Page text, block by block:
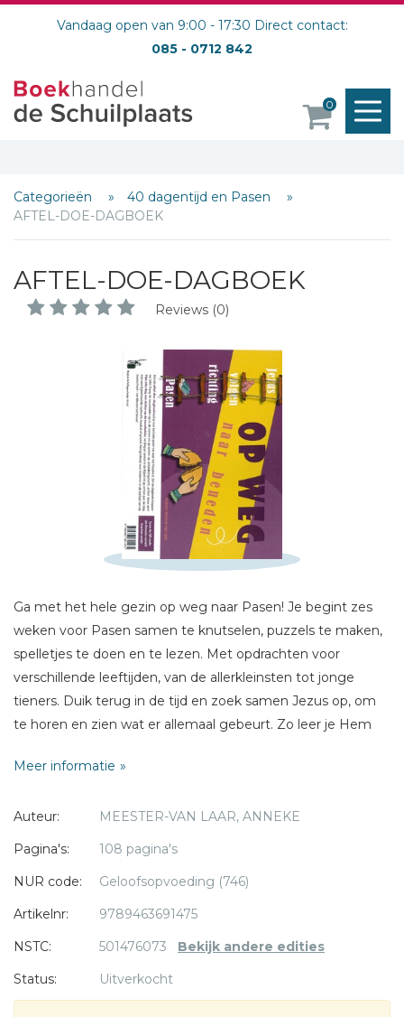
Vandaag open van 9:00 - 17:30 Direct contact:
085 - 0712 842
0
Categorieën
40 dagentijd en Pasen
AFTEL-DOE-DAGBOEK
AFTEL-DOE-DAGBOEK
Reviews (0)
Ga met het hele gezin op weg naar Pasen! Je begint zes
weken voor Pasen samen te knutselen, puzzels te maken,
spelletjes te doen en te lezen. Met opdrachten voor
verschillende leeftijden, van de allerkleinsten tot jonge
tieners. Duik terug in de tijd en zoek samen Jezus op, om
te horen en zien wat er allemaal gebeurt. Zo leer je Hem
langs de touwladder. En waar je dan uitkomt? Dat ontdek
Hoe het werkt
schoentjes, een tafeldagboek en werkbladen. Zoek een
mooi moment op de dag uit om samen de tekst in het
iemand een paar schoenen op de ladder plakken. Zo ga je
dag voor dag met Jezus mee op weg naar Pasen. Je
begint zes weken voor Pasen, en daarna ga je nog een
Meer informatie
Auteur:
MEESTER-VAN LAAR, ANNEKE
Pagina's:
108 pagina's
NUR code:
Geloofsopvoeding (746)
Artikelnr:
9789463691475
NSTC:
501476073 Bekijk andere edities
Status:
Uitverkocht
Schrijf hieronder je review!
Bericht *